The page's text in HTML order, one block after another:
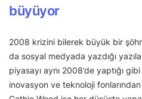
büyüyor
2008 krizini bilerek büyük bir
da sosyal medyada yazdığı
piyasayı aynı 2008’de yaptığı
inovasyon ve teknoloji